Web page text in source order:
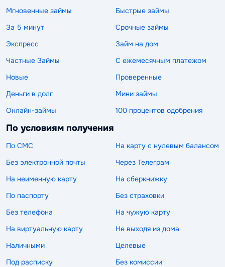
Мгновенные займы
Быстрые займы
За 5 минут
Срочные займы
Экспресс
Займ на дом
Частные Займы
С ежемесячным платежом
Новые
Проверенные
Деньги в долг
Мини займы
Онлайн-займы
100 процентов одобрения
По условиям получения
По СМС
На карту с нулевым балансом
Без электронной почты
Через Телеграм
На неименную карту
На сберкнижку
По паспорту
Без страховки
Без телефона
На чужую карту
На виртуальную карту
Не выходя из дома
Наличными
Целевые
Под расписку
Без комиссии